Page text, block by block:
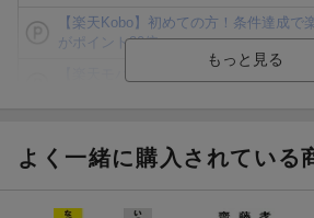
【楽天Kobo】初めての方！条件達成で
がポイント20倍
ト山分け
よく一緒に購入されている